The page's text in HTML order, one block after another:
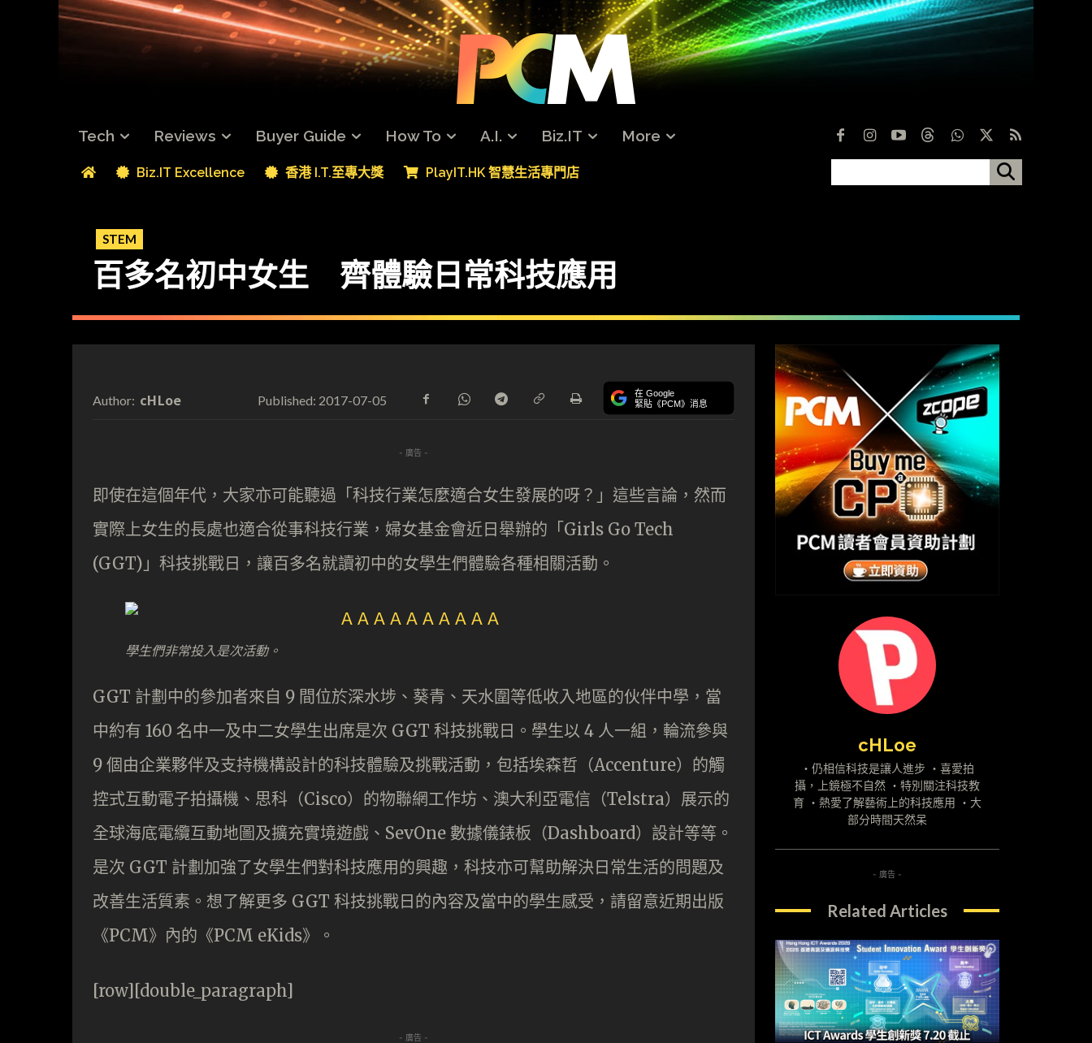
Tech Reviews Buyer Guide How To A.I. Biz.IT More
Biz.IT Excellence 香港 I.T.至專大獎 PlayIT.HK 智慧生活專門店
STEM
百多名初中女生 齊體驗日常科技應用
Author: cHLoe Published: 2017-07-05 在 Google
緊貼《PCM》消息
- 廣告 -
即使在這個年代，大家亦可能聽過「科技行業怎麼適合女生發展的呀？」這些言論，然而
實際上女生的長處也適合從事科技行業，婦女基金會近日舉辦的「Girls Go Tech
(GGT)」科技挑戰日，讓百多名就讀初中的女學生們體驗各種相關活動。
學生們非常投入是次活動。
GGT 計劃中的參加者來自 9 間位於深水埗、葵青、天水圍等低收入地區的伙伴中學，當
中約有 160 名中一及中二女學生出席是次 GGT 科技挑戰日。學生以 4 人一組，輪流參與
9 個由企業夥伴及支持機構設計的科技體驗及挑戰活動，包括埃森哲（Accenture）的觸
控式互動電子拍攝機、思科（Cisco）的物聯網工作坊、澳大利亞電信（Telstra）展示的
全球海底電纜互動地圖及擴充實境遊戲、SevOne 數據儀錶板（Dashboard）設計等等。
是次 GGT 計劃加強了女學生們對科技應用的興趣，科技亦可幫助解決日常生活的問題及
改善生活質素。想了解更多 GGT 科技挑戰日的內容及當中的學生感受，請留意近期出版
《PCM》內的《PCM eKids》。
[row][double_paragraph]
- 廣告 -
cHLoe
・仍相信科技是讓人進步 ・喜愛拍
攝，上鏡極不自然 ・特別關注科技教
育 ・熱愛了解藝術上的科技應用 ・大
部分時間天然呆
- 廣告 -
Related Articles